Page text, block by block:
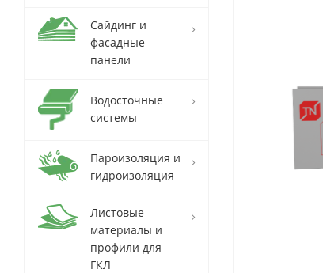
Сайдинг и
фасадные
панели
Водосточные
системы
Пароизоляция и
гидроизоляция
Листовые
материалы и
профили для
ГКЛ